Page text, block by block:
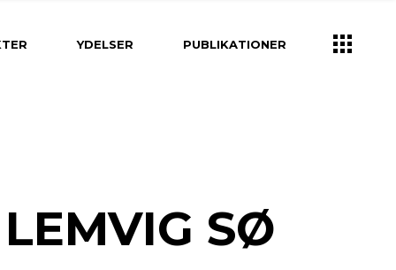
YDELSER
Strategisk planlægning
Helhedsplan
PUBLIKATIONER
og
Idéoplæg og program
LEMVIG SØ